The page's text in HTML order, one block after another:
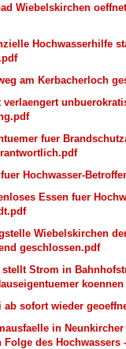
Wiebelskirchen
Hochwasserhilfe
am Kerbacherloch
verlaengert
fuer
Hochwasser-
Essen fuer
Wiebelskirchen
geschlossen.pdf
stellt Strom in
ab sofort wieder
in
des Hochwassers